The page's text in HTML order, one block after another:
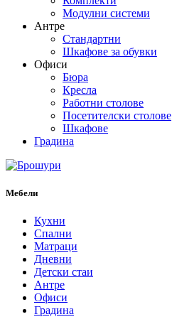
Модулни системи
Антре
Стандартни
Шкафове за обувки
Офиси
Бюра
Кресла
Работни столове
Посетителски столове
Шкафове
Градина
Мебели
Кухни
Спални
Матраци
Дневни
Детски стаи
Антре
Офиси
Градина